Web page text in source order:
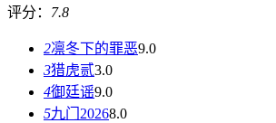
评分： 7.8
2凛冬下的罪恶9.0
3猎虎贰3.0
4御廷谣9.0
5九门20268.0